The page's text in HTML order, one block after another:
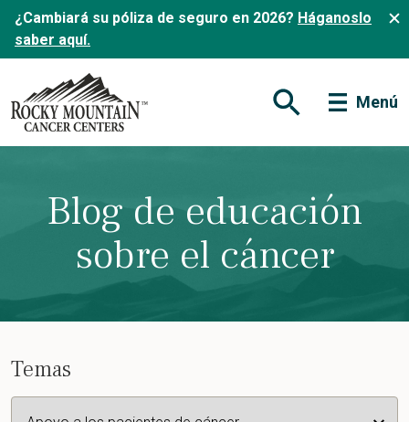
¿Cambiará su póliza de seguro en 2026? Háganoslo
saber aquí.
Abrir formulario de
Menú
Blog de educación
sobre el cáncer
Temas